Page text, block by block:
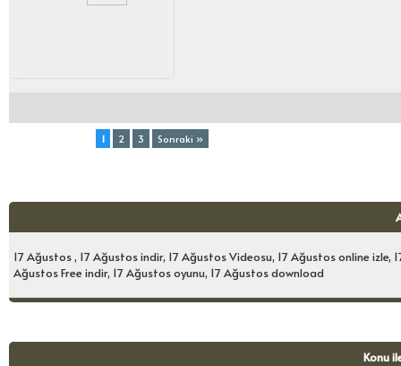
1 2 3 Sonraki »
17 Ağustos , 17 Ağustos indir, 17 Ağustos Videosu, 17 Ağustos online izle,
Ağustos Free indir, 17 Ağustos oyunu, 17 Ağustos download
Konu